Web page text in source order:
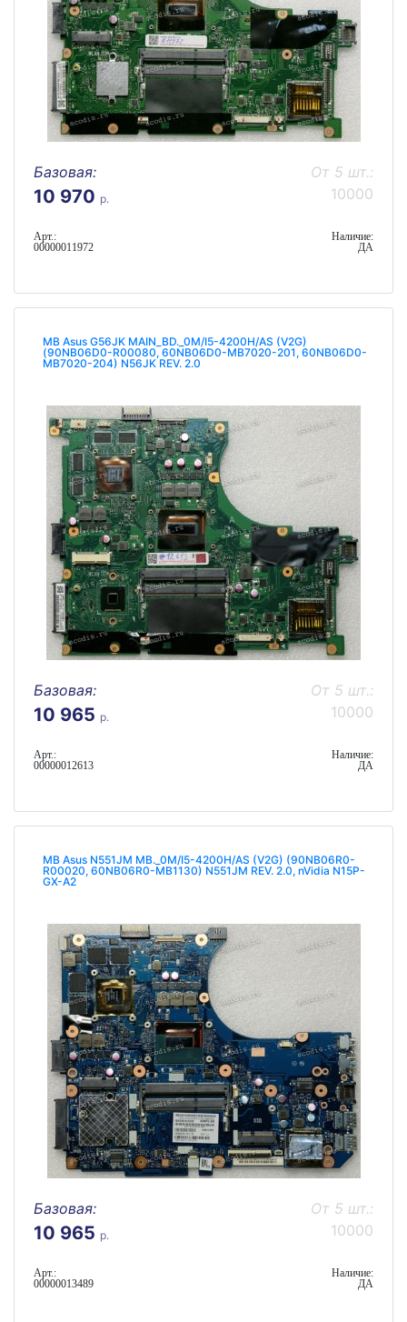
Базовая:
10 970 р.
От 5 шт.:
10000
Арт.:
00000011972
Наличие:
ДА
MB Asus G56JK MAIN_BD._0M/I5-4200H/AS (V2G)
(90NB06D0-R00080, 60NB06D0-MB7020-201, 60NB06D0-
MB7020-204) N56JK REV. 2.0
Базовая:
10 965 р.
От 5 шт.:
10000
Арт.:
00000012613
Наличие:
ДА
MB Asus N551JM MB._0M/I5-4200H/AS (V2G) (90NB06R0-
R00020, 60NB06R0-MB1130) N551JM REV. 2.0, nVidia N15P-
GX-A2
Базовая:
10 965 р.
От 5 шт.:
10000
Арт.:
00000013489
Наличие:
ДА